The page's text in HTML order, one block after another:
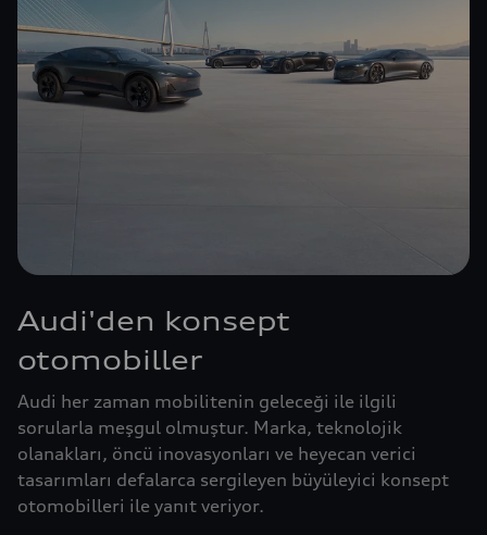
Audi'den konsept
otomobiller
Audi her zaman mobilitenin geleceği ile ilgili
sorularla meşgul olmuştur. Marka, teknolojik
olanakları, öncü inovasyonları ve heyecan verici
tasarımları defalarca sergileyen büyüleyici konsept
otomobilleri ile yanıt veriyor.